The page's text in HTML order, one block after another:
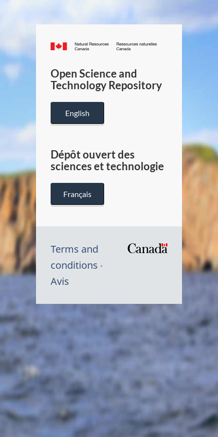
Canada.ca
/
Canada
Open Science and
Technology Repository
English
Dépôt ouvert des
sciences et technologie
Français
Terms and
conditions
Avis
Symbole
Canada